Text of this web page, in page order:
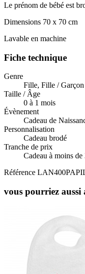
Le prénom de bébé est
Dimensions 70 x 70 cm
Lavable en machine
Fiche technique
Genre
Fille, Fille / Garçon
Taille / Âge
0 à 1 mois
Évènement
Cadeau de
Personnalisation
Cadeau brodé
Tranche de prix
Cadeau à moins de
Référence
vous pourriez aussi